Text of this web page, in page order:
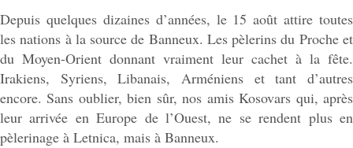
Depuis quelques dizaines d’années, le 15 août attire toutes
les nations à la source de Banneux. Les pèlerins du Proche et
du Moyen-Orient donnant vraiment leur cachet à la fête.
Irakiens, Syriens, Libanais, Arméniens et tant d’autres
encore. Sans oublier, bien sûr, nos amis Kosovars qui, après
leur arrivée en Europe de l’Ouest, ne se rendent plus en
pèlerinage à Letnica, mais à Banneux.